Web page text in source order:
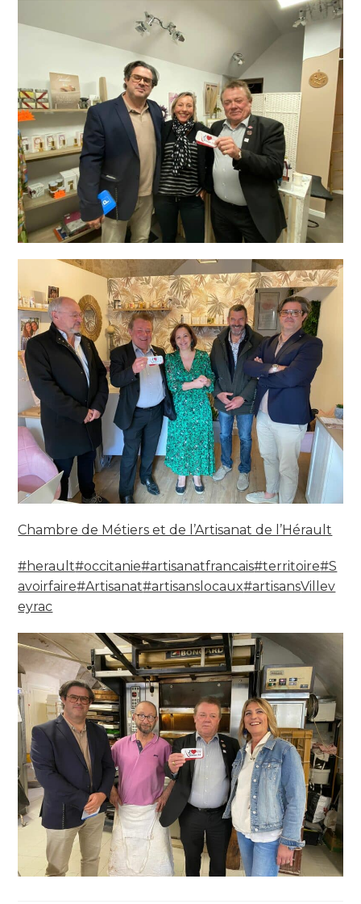
Chambre de Métiers et de l’Artisanat de l’Hérault
#herault#occitanie#artisanatfrancais#territoire#S
avoirfaire#Artisanat#artisanslocaux#artisansVillev
eyrac